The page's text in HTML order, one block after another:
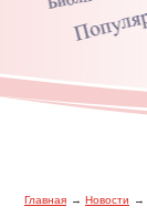
Главная Новости